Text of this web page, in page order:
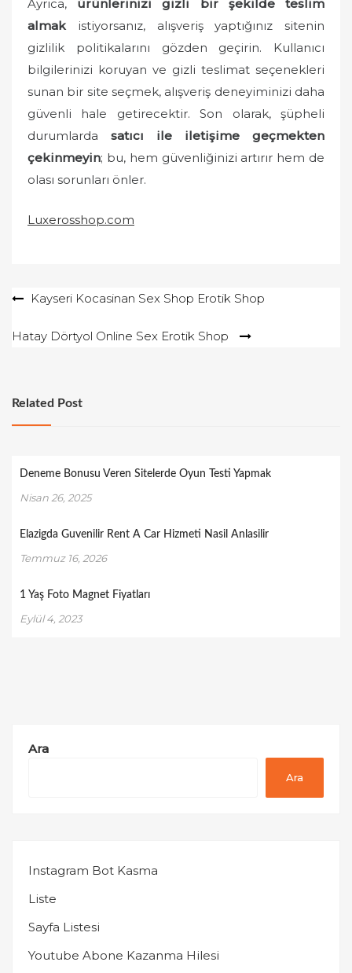
Ayrıca, ürünlerinizi gizli bir şekilde teslim
almakistiyorsanız, alışveriş yaptığınız sitenin
gizlilik politikalarını gözden geçirin. Kullanıcı
bilgilerinizi koruyan ve gizli teslimat seçenekleri
sunan bir site seçmek, alışveriş deneyiminizi daha
güvenli hale getirecektir. Son olarak, şüpheli
durumlarda satıcı ile iletişime geçmekten
çekinmeyin; bu, hem güvenliğinizi artırır hem de
olası sorunları önler.
Luxerosshop.com
YazıKayseri Kocasinan Sex Shop Erotik Shop
Hatay Dörtyol Online Sex Erotik Shop
Related Post
Deneme Bonusu Veren Sitelerde Oyun Testi Yapmak
Nisan 26, 2025
Elazigda Guvenilir Rent A Car Hizmeti Nasil Anlasilir
Temmuz 16, 2026
1 Yaş Foto Magnet Fiyatları
Eylül 4, 2023
Ara
Ara
Instagram Bot Kasma
Liste
Sayfa Listesi
Youtube Abone Kazanma Hilesi